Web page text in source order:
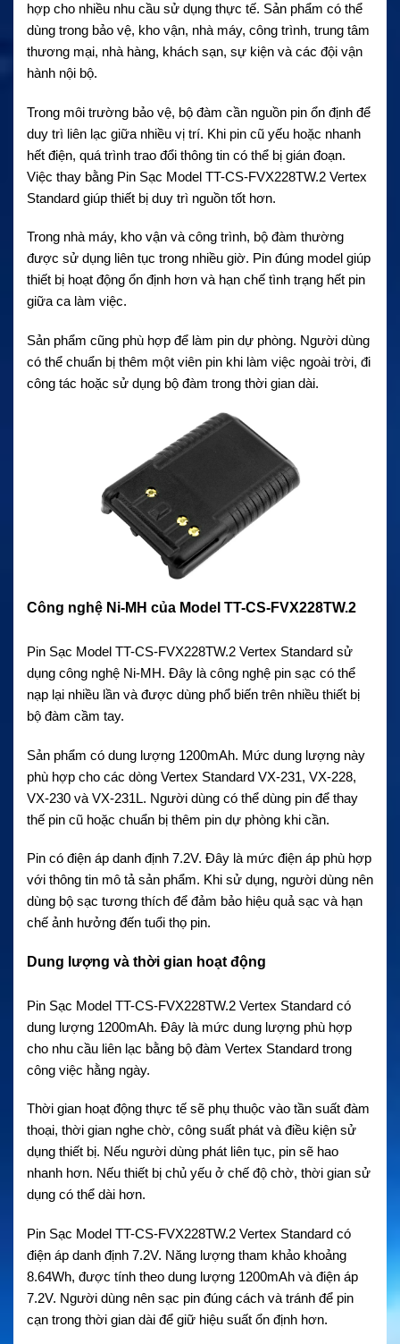
hợp cho nhiều nhu cầu sử dụng thực tế. Sản phẩm có thể
dùng trong bảo vệ, kho vận, nhà máy, công trình, trung tâm
thương mại, nhà hàng, khách sạn, sự kiện và các đội vận
hành nội bộ.
Trong môi trường bảo vệ, bộ đàm cần nguồn pin ổn định để
duy trì liên lạc giữa nhiều vị trí. Khi pin cũ yếu hoặc nhanh
hết điện, quá trình trao đổi thông tin có thể bị gián đoạn.
Việc thay bằng Pin Sạc Model TT-CS-FVX228TW.2 Vertex
Standard giúp thiết bị duy trì nguồn tốt hơn.
Trong nhà máy, kho vận và công trình, bộ đàm thường
được sử dụng liên tục trong nhiều giờ. Pin đúng model giúp
thiết bị hoạt động ổn định hơn và hạn chế tình trạng hết pin
giữa ca làm việc.
Sản phẩm cũng phù hợp để làm pin dự phòng. Người dùng
có thể chuẩn bị thêm một viên pin khi làm việc ngoài trời, đi
công tác hoặc sử dụng bộ đàm trong thời gian dài.
Công nghệ Ni-MH của Model TT-CS-FVX228TW.2
Pin Sạc Model TT-CS-FVX228TW.2 Vertex Standard sử
dụng công nghệ Ni-MH. Đây là công nghệ pin sạc có thể
nạp lại nhiều lần và được dùng phổ biến trên nhiều thiết bị
bộ đàm cầm tay.
Sản phẩm có dung lượng 1200mAh. Mức dung lượng này
phù hợp cho các dòng Vertex Standard VX-231, VX-228,
VX-230 và VX-231L. Người dùng có thể dùng pin để thay
thế pin cũ hoặc chuẩn bị thêm pin dự phòng khi cần.
Pin có điện áp danh định 7.2V. Đây là mức điện áp phù hợp
với thông tin mô tả sản phẩm. Khi sử dụng, người dùng nên
dùng bộ sạc tương thích để đảm bảo hiệu quả sạc và hạn
chế ảnh hưởng đến tuổi thọ pin.
Dung lượng và thời gian hoạt động
Pin Sạc Model TT-CS-FVX228TW.2 Vertex Standard có
dung lượng 1200mAh. Đây là mức dung lượng phù hợp
cho nhu cầu liên lạc bằng bộ đàm Vertex Standard trong
công việc hằng ngày.
Thời gian hoạt động thực tế sẽ phụ thuộc vào tần suất đàm
thoại, thời gian nghe chờ, công suất phát và điều kiện sử
dụng thiết bị. Nếu người dùng phát liên tục, pin sẽ hao
nhanh hơn. Nếu thiết bị chủ yếu ở chế độ chờ, thời gian sử
dụng có thể dài hơn.
Pin Sạc Model TT-CS-FVX228TW.2 Vertex Standard có
điện áp danh định 7.2V. Năng lượng tham khảo khoảng
8.64Wh, được tính theo dung lượng 1200mAh và điện áp
7.2V. Người dùng nên sạc pin đúng cách và tránh để pin
cạn trong thời gian dài để giữ hiệu suất ổn định hơn.